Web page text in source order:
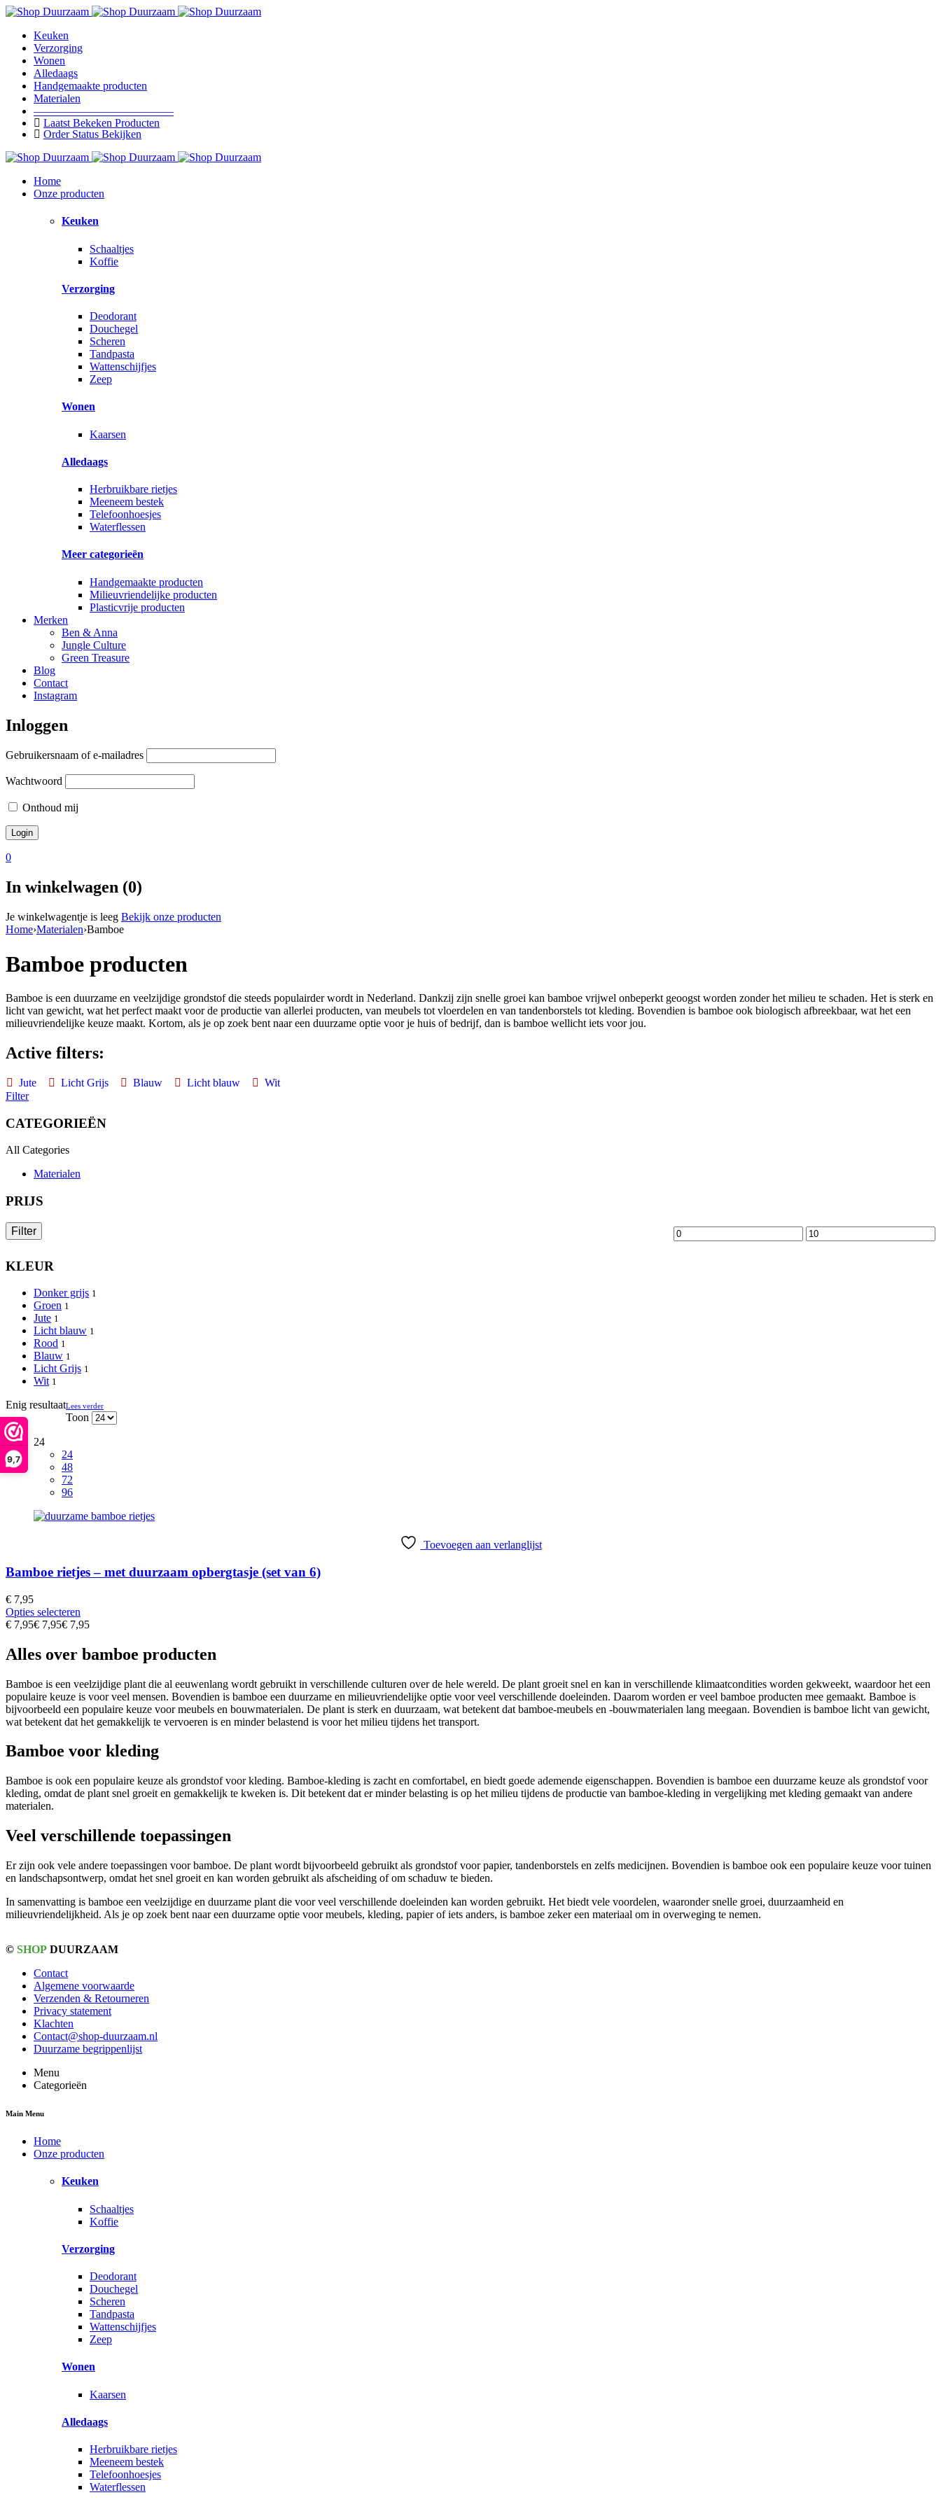
9,7
Keuken
Verzorging
Wonen
Alledaags
Handgemaakte producten
Materialen
————————————–
Laatst Bekeken Producten
Order Status Bekijken
Home
Onze producten
Keuken
Schaaltjes
Koffie
Verzorging
Deodorant
Douchegel
Scheren
Tandpasta
Wattenschijfjes
Zeep
Wonen
Kaarsen
Alledaags
Herbruikbare rietjes
Meeneem bestek
Telefoonhoesjes
Waterflessen
Meer categorieën
Handgemaakte producten
Milieuvriendelijke producten
Plasticvrije producten
Merken
Ben & Anna
Jungle Culture
Green Treasure
Blog
Contact
Instagram
Inloggen
Gebruikersnaam of e-mailadres
Wachtwoord
Onthoud mij
0
In winkelwagen (0)
Je winkelwagentje is leeg Bekijk onze producten
Home›Materialen›Bamboe
Bamboe producten
Bamboe is een duurzame en veelzijdige grondstof die steeds populairder wordt in Nederland. Dankzij zijn snelle groei kan bamboe vrijwel onbeperkt geoogst worden zonder het milieu te schaden. Het is sterk en
licht van gewicht, wat het perfect maakt voor de productie van allerlei producten, van meubels tot vloerdelen en van tandenborstels tot kleding. Bovendien is bamboe ook biologisch afbreekbaar, wat het een
milieuvriendelijke keuze maakt. Kortom, als je op zoek bent naar een duurzame optie voor je huis of bedrijf, dan is bamboe wellicht iets voor jou.
Active filters:
Jute Licht Grijs Blauw Licht blauw
Wit
Filter
CATEGORIEËN
All Categories
Materialen
PRIJS
Min. Max.
Filter
KLEUR
Donker grijs 1
Groen 1
Jute 1
Licht blauw 1
Rood 1
Blauw 1
Licht Grijs 1
Wit 1
Enig resultaatLees verder
Toon
24
24
48
72
96
Toevoegen aan verlanglijst
Bamboe rietjes – met duurzaam opbergtasje (set van 6)
€ 7,95
Opties selecteren
€ 7,95€ 7,95€ 7,95
Alles over bamboe producten
Bamboe is een veelzijdige plant die al eeuwenlang wordt gebruikt in verschillende culturen over de hele wereld. De plant groeit snel en kan in verschillende klimaatcondities worden gekweekt, waardoor het een
populaire keuze is voor veel mensen. Bovendien is bamboe een duurzame en milieuvriendelijke optie voor veel verschillende doeleinden. Daarom worden er veel bamboe producten mee gemaakt. Bamboe is
bijvoorbeeld een populaire keuze voor meubels en bouwmaterialen. De plant is sterk en duurzaam, wat betekent dat bamboe-meubels en -bouwmaterialen lang meegaan. Bovendien is bamboe licht van gewicht,
wat betekent dat het gemakkelijk te vervoeren is en minder belastend is voor het milieu tijdens het transport.
Bamboe voor kleding
Bamboe is ook een populaire keuze als grondstof voor kleding. Bamboe-kleding is zacht en comfortabel, en biedt goede ademende eigenschappen. Bovendien is bamboe een duurzame keuze als grondstof voor
kleding, omdat de plant snel groeit en gemakkelijk te kweken is. Dit betekent dat er minder belasting is op het milieu tijdens de productie van bamboe-kleding in vergelijking met kleding gemaakt van andere
materialen.
Veel verschillende toepassingen
Er zijn ook vele andere toepassingen voor bamboe. De plant wordt bijvoorbeeld gebruikt als grondstof voor papier, tandenborstels en zelfs medicijnen. Bovendien is bamboe ook een populaire keuze voor tuinen
en landschapsontwerp, omdat het snel groeit en kan worden gebruikt als afscheiding of om schaduw te bieden.
In samenvatting is bamboe een veelzijdige en duurzame plant die voor veel verschillende doeleinden kan worden gebruikt. Het biedt vele voordelen, waaronder snelle groei, duurzaamheid en
milieuvriendelijkheid. Als je op zoek bent naar een duurzame optie voor meubels, kleding, papier of iets anders, is bamboe zeker een materiaal om in overweging te nemen.
© SHOP DUURZAAM
Contact
Algemene voorwaarde
Verzenden & Retourneren
Privacy statement
Klachten
Contact@shop-duurzaam.nl
Duurzame begrippenlijst
Menu
Categorieën
Main Menu
Home
Onze producten
Keuken
Schaaltjes
Koffie
Verzorging
Deodorant
Douchegel
Scheren
Tandpasta
Wattenschijfjes
Zeep
Wonen
Kaarsen
Alledaags
Herbruikbare rietjes
Meeneem bestek
Telefoonhoesjes
Waterflessen